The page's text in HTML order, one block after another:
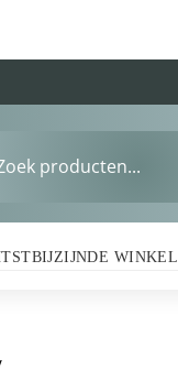
WINKEL